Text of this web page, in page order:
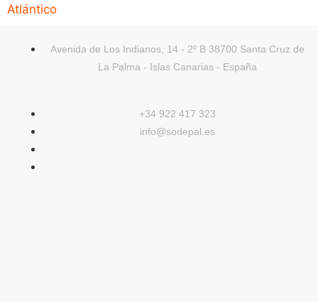
Atlántico
Avenida de Los Indianos, 14 - 2º B 38700 Santa Cruz de
La Palma - Islas Canarias - España
+34 922 417 323
info@sodepal.es